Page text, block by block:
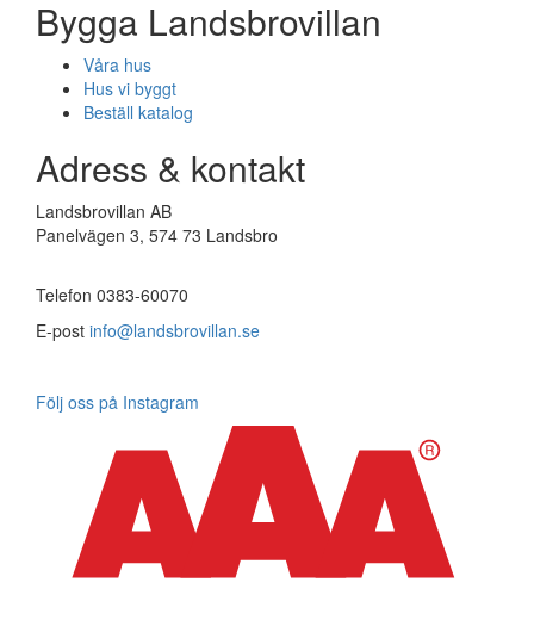
Bygga Landsbrovillan
Våra hus
Hus vi byggt
Beställ katalog
Adress & kontakt
Landsbrovillan AB
Panelvägen 3, 574 73 Landsbro
Telefon 0383-60070
E-post info@landsbrovillan.se
Följ oss på Instagram